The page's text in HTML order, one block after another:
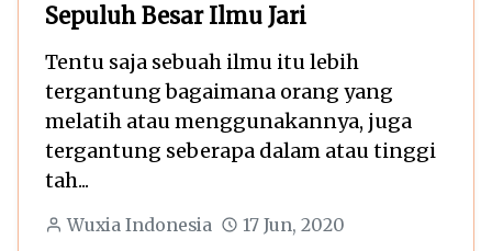
Sepuluh Besar Ilmu Jari
Tentu saja sebuah ilmu itu lebih
tergantung bagaimana orang yang
melatih atau menggunakannya, juga
tergantung seberapa dalam atau tinggi
tah...
Wuxia Indonesia 17 Jun, 2020